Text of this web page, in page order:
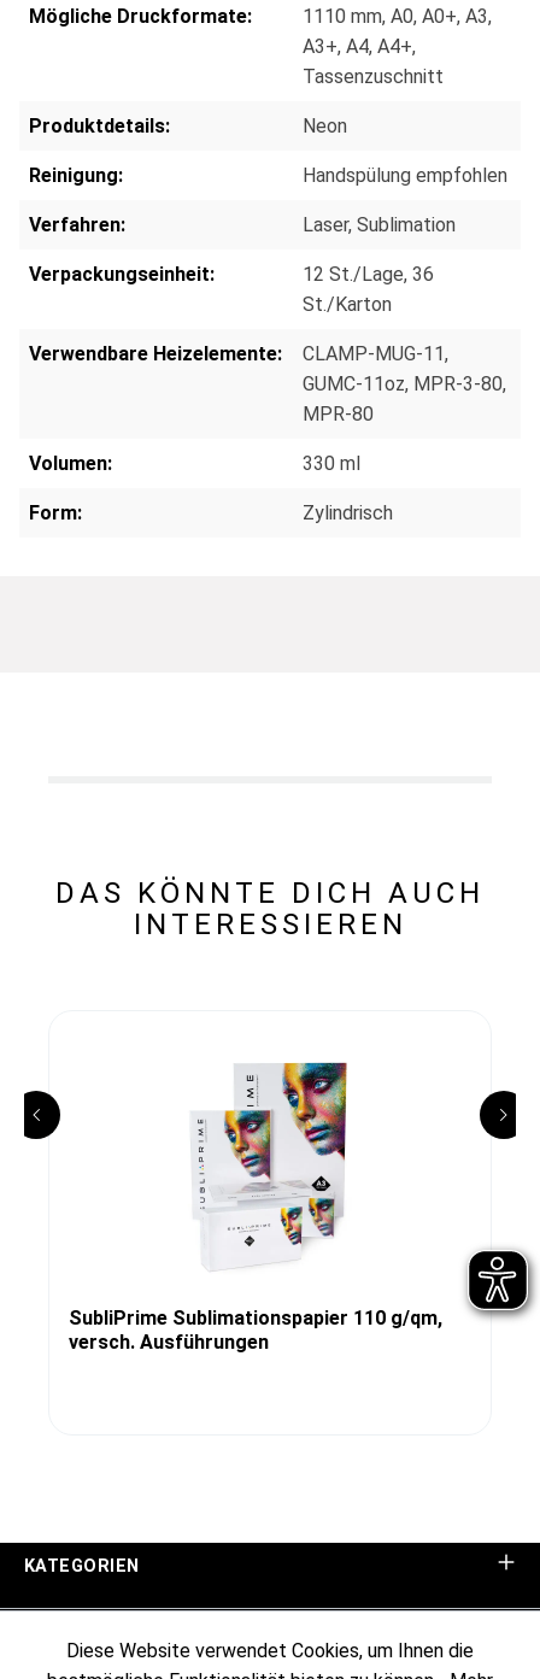
Mögliche Druckformate: 1110 mm, A0, A0+, A3,
A3+, A4, A4+,
Tassenzuschnitt
Produktdetails: Neon
Reinigung: Handspülung empfohlen
Verfahren: Laser, Sublimation
Verpackungseinheit: 12 St./Lage, 36
St./Karton
Verwendbare Heizelemente: CLAMP-MUG-11,
GUMC-11oz, MPR-3-80,
MPR-80
Volumen: 330 ml
Form: Zylindrisch
DAS KÖNNTE DICH AUCH
INTERESSIEREN
SubliPrime Sublimationspapier 110 g/qm,
versch. Ausführungen
KATEGORIEN
Diese Website verwendet Cookies, um Ihnen die